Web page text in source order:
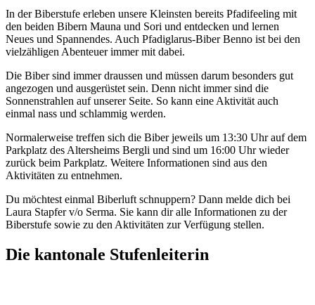
In der Biberstufe erleben unsere Kleinsten bereits Pfadifeeling mit
den beiden Bibern Mauna und Sori und entdecken und lernen
Neues und Spannendes. Auch Pfadiglarus-Biber Benno ist bei den
vielzähligen Abenteuer immer mit dabei.
Die Biber sind immer draussen und müssen darum besonders gut
angezogen und ausgerüstet sein. Denn nicht immer sind die
Sonnenstrahlen auf unserer Seite. So kann eine Aktivität auch
einmal nass und schlammig werden.
Normalerweise treffen sich die Biber jeweils um 13:30 Uhr auf dem
Parkplatz des Altersheims Bergli und sind um 16:00 Uhr wieder
zurück beim Parkplatz. Weitere Informationen sind aus den
Aktivitäten zu entnehmen.
Du möchtest einmal Biberluft schnuppern? Dann melde dich bei
Laura Stapfer v/o Serma. Sie kann dir alle Informationen zu der
Biberstufe sowie zu den Aktivitäten zur Verfügung stellen.
Die kantonale Stufenleiterin